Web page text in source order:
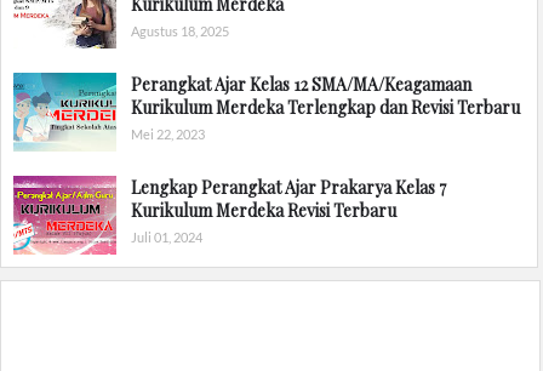
Agustus 18, 2025
Perangkat Ajar Kelas 12 SMA/MA/Keagamaan
Kurikulum Merdeka Terlengkap dan Revisi Terbaru
Mei 22, 2023
Lengkap Perangkat Ajar Prakarya Kelas 7
Kurikulum Merdeka Revisi Terbaru
Juli 01, 2024